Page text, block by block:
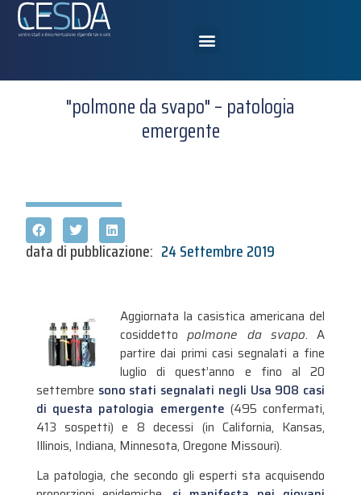
"polmone da svapo" – patologia
emergente
data di pubblicazione: 24 Settembre 2019
Aggiornata la casistica americana del
cosiddettopolmone da svapo. A
partire dai primi casi segnalati a fine
luglio di quest’anno e fino al 20
settembre sono stati segnalati negli Usa 908 casi
di questa patologia emergente (495 confermati,
413 sospetti) e 8 decessi (in California, Kansas,
Illinois, Indiana, Minnesota, Oregone Missouri).
La patologia, che secondo gli esperti sta acquisendo